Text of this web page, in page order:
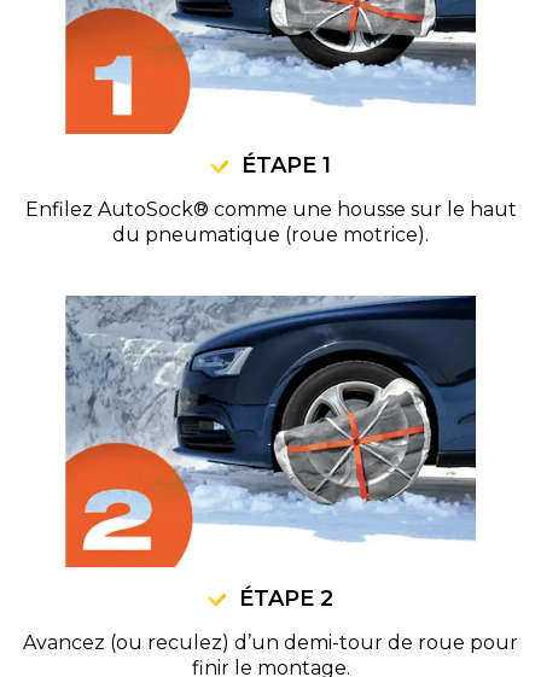
ÉTAPE 1
Enfilez AutoSock® comme une housse sur le haut
du pneumatique (roue motrice).
ÉTAPE 2
Avancez (ou reculez) d’un demi-tour de roue pour
finir le montage.